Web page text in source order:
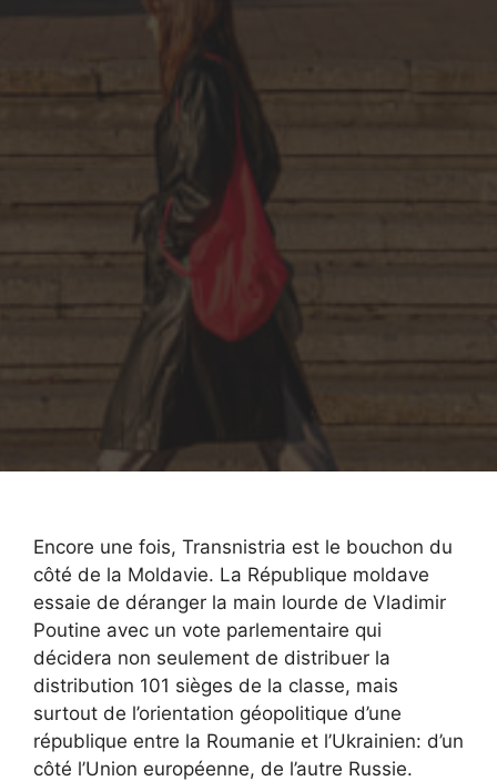
Encore une fois, Transnistria est le bouchon du
côté de la Moldavie. La République moldave
essaie de déranger la main lourde de Vladimir
Poutine avec un vote parlementaire qui
décidera non seulement de distribuer la
distribution 101 sièges de la classe, mais
surtout de l’orientation géopolitique d’une
république entre la Roumanie et l’Ukrainien: d’un
côté l’Union européenne, de l’autre Russie.